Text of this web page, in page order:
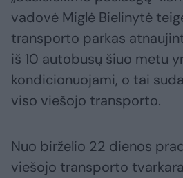
vadovė Miglė Bielinytė
transporto parkas
iš 10 autobusų šiuo metu
kondicionuojami, o tai
viso viešojo transporto.
Nuo birželio 22 dienos
viešojo transporto